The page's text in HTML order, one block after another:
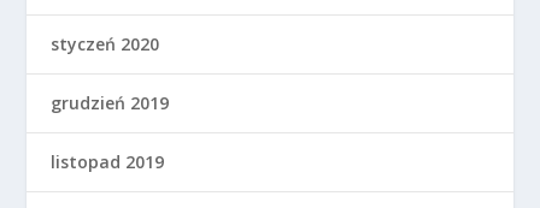
styczeń 2020
grudzień 2019
listopad 2019